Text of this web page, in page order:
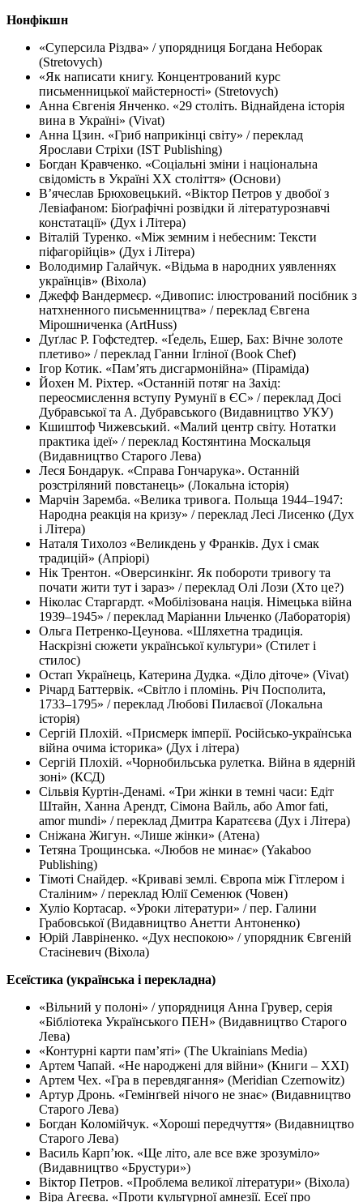
Нонфікшн
«Суперсила Різдва» / упорядниця Богдана Неборак
(Stretovych)
«Як написати книгу. Концентрований курс
письменницької майстерності» (Stretovych)
Анна Євгенія Янченко. «29 століть. Віднайдена історія
вина в Україні» (Vivat)
Анна Цзин. «Гриб наприкінці світу» / переклад
Ярослави Стріхи (IST Publishing)
Богдан Кравченко. «Соціальні зміни і національна
свідомість в Україні ХХ століття» (Основи)
В’ячеслав Брюховецький. «Віктор Петров у двобої з
Левіафаном: Біоґрафічні розвідки й літературознавчі
констатації» (Дух і Літера)
Віталій Туренко. «Між земним і небесним: Тексти
піфагорійців» (Дух і Літера)
Володимир Галайчук. «Відьма в народних уявленнях
українців» (Віхола)
Джефф Вандермеєр. «Дивопис: ілюстрований посібник з
натхненного письменництва» / переклад Євгена
Мірошниченка (ArtHuss)
Дуґлас Р. Гофстедтер. «Ґедель, Ешер, Бах: Вічне золоте
плетиво» / переклад Ганни Ігліної (Book Chef)
Ігор Котик. «Пам’ять дисгармонійна» (Піраміда)
Йохен М. Ріхтер. «Останній потяг на Захід:
переосмислення вступу Румунії в ЄС» / переклад Досі
Дубравської та А. Дубравського (Видавництво УКУ)
Кшиштоф Чижевський. «Малий центр світу. Нотатки
практика ідеї» / переклад Костянтина Москальця
(Видавництво Старого Лева)
Леся Бондарук. «Справа Гончарука». Останній
розстріляний повстанець» (Локальна історія)
Марчін Заремба. «Велика тривога. Польща 1944–1947:
Народна реакція на кризу» / переклад Лесі Лисенко (Дух
і Літера)
Наталя Тихолоз «Великдень у Франків. Дух і смак
традицій» (Апріорі)
Нік Трентон. «Оверсинкінг. Як побороти тривогу та
почати жити тут і зараз» / переклад Олі Лози (Хто це?)
Ніколас Старгардт. «Мобілізована нація. Німецька війна
1939–1945» / переклад Маріанни Ільченко (Лабораторія)
Ольга Петренко-Цеунова. «Шляхетна традиція.
Наскрізні сюжети української культури» (Стилет і
стилос)
Остап Українець, Катерина Дудка. «Діло діточе» (Vivat)
Річард Баттервік. «Світло і пломінь. Річ Посполита,
1733–1795» / переклад Любові Пилаєвої (Локальна
історія)
Сергій Плохій. «Присмерк імперії. Російсько-українська
війна очима історика» (Дух і літера)
Сергій Плохій. «Чорнобильська рулетка. Війна в ядерній
зоні» (КСД)
Сільвія Куртін-Денамі. «Три жінки в темні часи: Едіт
Штайн, Ханна Арендт, Сімона Вайль, або Amor fati,
amor mundi» / переклад Дмитра Каратєєва (Дух і Літера)
Сніжана Жигун. «Лише жінки» (Атена)
Тетяна Трощинська. «Любов не минає» (Yakaboo
Publishing)
Тімоті Снайдер. «Криваві землі. Європа між Гітлером і
Сталіним» / переклад Юлії Семенюк (Човен)
Хуліо Кортасар. «Уроки літератури» / пер. Галини
Грабовської (Видавництво Анетти Антоненко)
Юрій Лавріненко. «Дух неспокою» / упорядник Євгеній
Стасіневич (Віхола)
Есеїстика (українська і перекладна)
«Вільний у полоні» / упорядниця Анна Грувер, серія
«Бібліотека Українського ПЕН» (Видавництво Старого
Лева)
«Контурні карти памʼяті» (The Ukrainians Media)
Артем Чапай. «Не народжені для війни» (Книги – ХХІ)
Артем Чех. «Гра в перевдягання» (Meridian Czernowitz)
Артур Дронь. «Гемінґвей нічого не знає» (Видавництво
Старого Лева)
Богдан Коломійчук. «Хороші передчуття» (Видавництво
Старого Лева)
Василь Карпʼюк. «Ще літо, але все вже зрозуміло»
(Видавництво «Брустури»)
Віктор Петров. «Проблема великої літератури» (Віхола)
Віра Агеєва. «Проти культурної амнезії. Есеї про